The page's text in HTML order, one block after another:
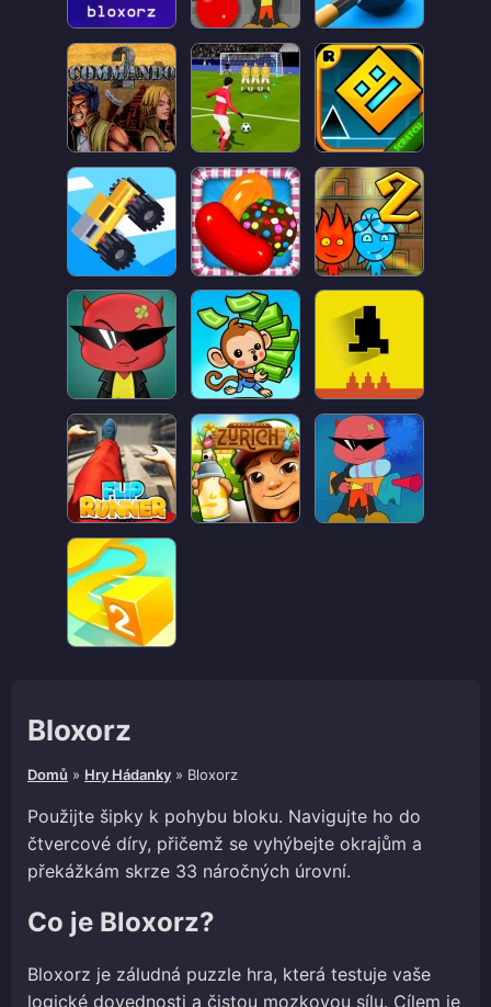
Bloxorz
Domů » Hry Hádanky » Bloxorz
Použijte šipky k pohybu bloku. Navigujte ho do
čtvercové díry, přičemž se vyhýbejte okrajům a
překážkám skrze 33 náročných úrovní.
Co je Bloxorz?
Bloxorz je záludná puzzle hra, která testuje vaše
logické dovednosti a čistou mozkovou sílu. Cílem je